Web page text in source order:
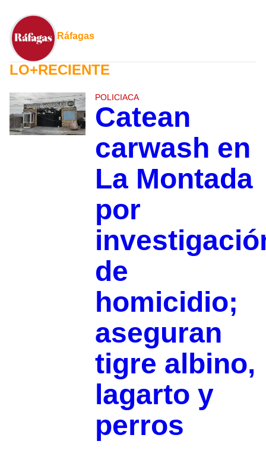
Ráfagas
LO+RECIENTE
POLICIACA
Catean
carwash en
La Montada
por
de
homicidio;
aseguran
tigre albino,
lagarto y
perros